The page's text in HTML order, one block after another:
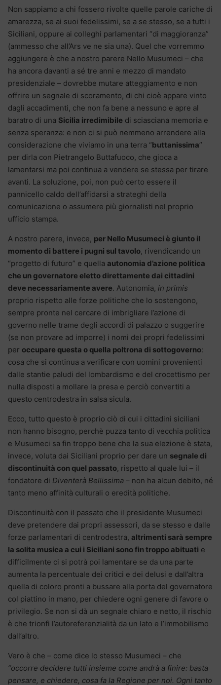
Non sappiamo a chi fossero rivolte quelle parole cariche di
amarezza, se ai suoi fedelissimi, se a se stesso, se a tutti i
Siciliani, oppure ai colleghi parlamentari “di maggioranza”
(ammesso che all’Ars ve ne sia una). Quel che vorremmo
aggiungere è che a nostro parere Nello Musumeci – che
ha ancora davanti a sé tre anni e mezzo di mandato
presidenziale – dovrebbe mutare atteggiamento e non
offrire un segnale di scoramento, di chi cioè appare vinto
dagli accadimenti, che non fa bene a nessuno e apre al
baratro di una Sicilia irredimibile di sciasciana memoria e
senza speranza: e non ci si può nemmeno arrendere alla
considerazione che viviamo in una terra “buttanissima”
per dirla con Pietrangelo Buttafuoco, che gioca a
lamentarsi ma poi continua a vendere se stessa per tirare
avanti. La soluzione, poi, non può certo essere il
pannicello caldo dell’affidarsi a strateghi della
comunicazione o assumere più giornalisti nel proprio
ufficio stampa.
A nostro parere, invece, per Nello Musumeci è giunto il
momento di battere i pugni sul tavolo, rivendicando un
“progetto di futuro” e quella autonomia d’azione politica
che un governatore eletto direttamente dai cittadini
deve necessariamente avere. Autonomia, in primis
proprio rispetto alle forze politiche che lo sostengono,
sempre pronte nel cercare di imbrigliare l’azione di
governo nelle trame degli accordi di palazzo o suggerire
(se non provare ad imporre) i nomi dei propri fedelissimi
per occupare questa o quella poltrona di sottogoverno:
cosa che si continua a verificare con uomini provenienti
dalle stantie paludi del lombardismo e del crocettismo per
nulla disposti a mollare la presa e perciò convertiti a
questo centrodestra in salsa sicula.
Ecco, tutto questo è proprio ciò di cui i cittadini siciliani
non hanno bisogno, perchè puzza tanto di vecchia politica
e Musumeci sa fin troppo bene che la sua elezione è stata,
invece, voluta dai Siciliani proprio per dare un segnale di
discontinuità con quel passato, rispetto al quale lui – il
fondatore di Diventerà Bellissima – non ha alcun debito, né
tanto meno affinità culturali o eredità politiche.
Discontinuità con il passato che il presidente Musumeci
deve pretendere dai propri assessori, da se stesso e dalle
forze parlamentari di centrodestra, altrimenti sarà sempre
la solita musica a cui i Siciliani sono fin troppo abituati e
difficilmente ci si potrà poi lamentare se da una parte
aumenta la percentuale dei critici e dei delusi e dall’altra
quella di coloro pronti a bussare alla porta del governatore
col piattino in mano, per chiedere ogni genere di favore o
privilegio. Se non si dà un segnale chiaro e netto, il rischio
è che trionfi l’autoreferenzialità da un lato e l’immobilismo
dall’altro.
Vero è che – come dice lo stesso Musumeci – che
“occorre decidere tutti insieme come andrà a finire: basta
pensare, e chiedere, cosa fa la Regione per noi. Ogni tanto